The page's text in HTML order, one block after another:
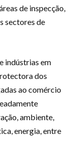
de inspecção,
sectores de
indústrias em
dos
ao comércio
ambiente,
energia, entre